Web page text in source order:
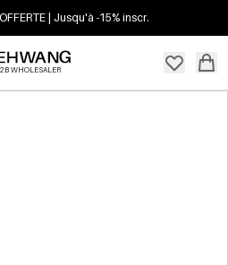
| Jusqu'à -15% inscr.
WHOLESALER